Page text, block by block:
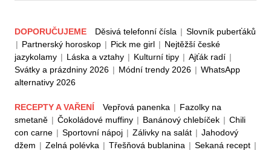
DOPORUČUJEME Děsivá telefonní čísla | Slovník puberťáků
| Partnerský horoskop | Pick me girl | Nejtěžší české
jazykolamy | Láska a vztahy | Kulturní tipy | Ajťák radí |
Svátky a prázdniny 2026 | Módní trendy 2026 | WhatsApp
alternativy 2026
RECEPTY A VAŘENÍ Vepřová panenka | Fazolky na
smetaně | Čokoládové muffiny | Banánový chlebíček | Chili
con carne | Sportovní nápoj | Zálivky na salát | Jahodový
džem | Zelná polévka | Třešňová bublanina | Sekaná recept |